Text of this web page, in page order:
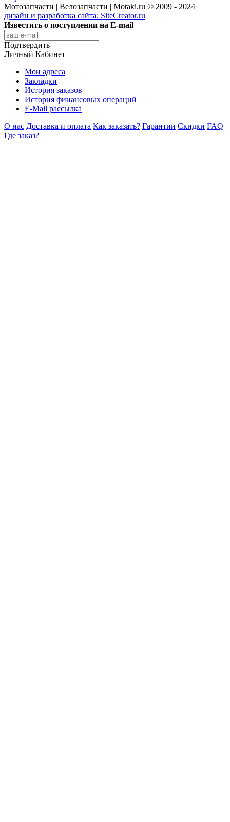
Мотозапчасти | Велозапчасти | Motaki.ru © 2009 - 2024
дизайн и разработка сайта: SiteCreator.ru
Известить о поступлении на E-mail
Подтвердить
Личный Кабинет
Мои адреса
Закладки
История заказов
История финансовых операций
E-Mail рассылка
О нас Доставка и оплата Как заказать? Гарантии Скидки FAQ
Где заказ?